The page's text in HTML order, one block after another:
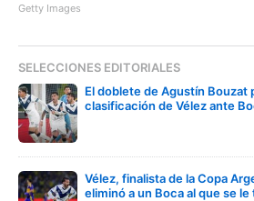
Getty Images
SELECCIONES EDITORIALES
El doblete de Agustín Bouzat
clasificación de Vélez ante
Vélez, finalista de la Copa
eliminó a un Boca al que se